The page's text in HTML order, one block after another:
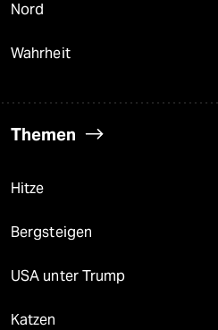
Nord
Wahrheit
Themen
Hitze
Bergsteigen
USA unter Trump
Katzen